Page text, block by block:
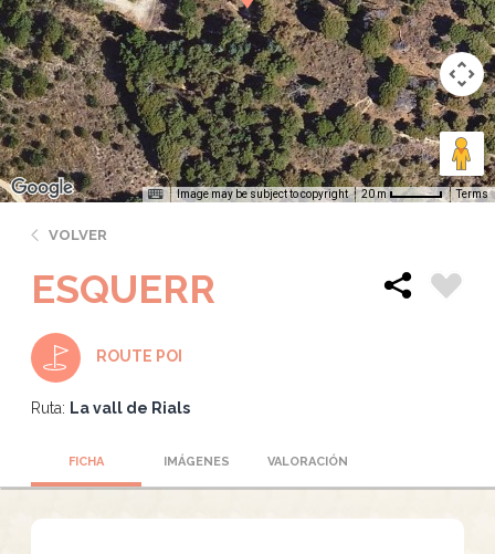
Image may be subject to copyright 20 m Terms
VOLVER
ESQUERR
ROUTE POI
Ruta: La vall de Rials
FICHA IMÁGENES VALORACIÓN